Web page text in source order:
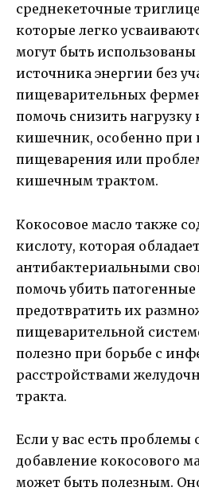
среднекеточные
которые легко
могут быть использованы
источника энергии без
пищеварительных
помочь снизить нагрузку
кишечник, особенно при
пищеварения или
кишечным трактом.
Кокосовое масло также
кислоту, которая обладает
антибактериальными
помочь убить
предотвратить их
пищеварительной
полезно при борьбе с
расстройствами
тракта.
Если у вас есть
добавление кокосового
может быть полезным.